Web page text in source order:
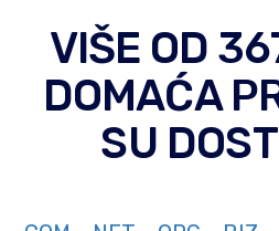
VIŠE OD
DOMAĆA
SU